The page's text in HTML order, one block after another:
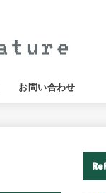
お問い合わせ